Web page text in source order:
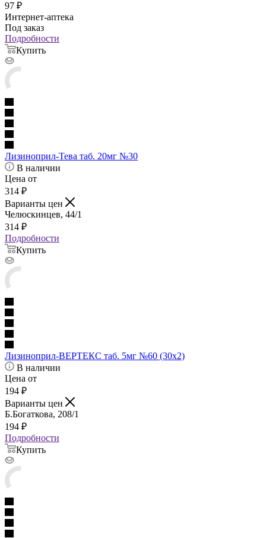
97 ₽
Интернет-аптека
Под заказ
Подробности
Купить
Лизиноприл-Тева таб. 20мг №30
В наличии
Цена от
314 ₽
Варианты цен
Челюскинцев, 44/1
314 ₽
Подробности
Купить
Лизиноприл-ВЕРТЕКС таб. 5мг №60 (30х2)
В наличии
Цена от
194 ₽
Варианты цен
Б.Богаткова, 208/1
194 ₽
Подробности
Купить